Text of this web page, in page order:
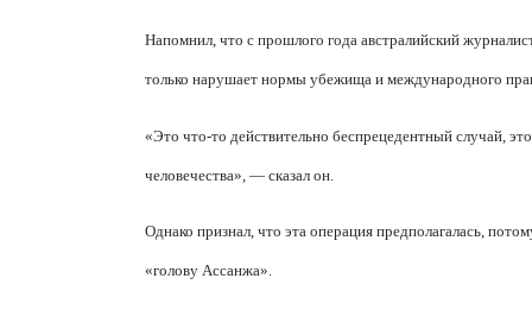
Напомнил, что с прошлого года австралийский
только нарушает нормы убежища и международного
«Это что-то действительно беспрецедентный случай,
человечества», — сказал он.
Однако признал, что эта операция предполагалась,
«голову Ассанжа».